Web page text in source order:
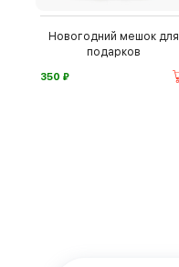
Новогодний мешок для
подарков
350 ⃏